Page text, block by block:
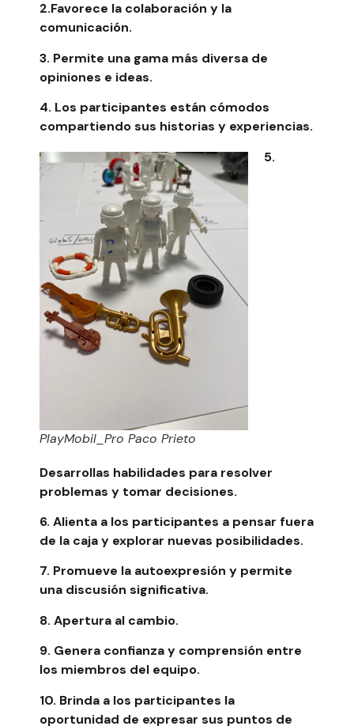
2.Favorece la colaboración y la
comunicación.
3. Permite una gama más diversa de
opiniones e ideas.
4. Los participantes están cómodos
compartiendo sus historias y experiencias.
PlayMobil_Pro Paco Prieto
5.
Desarrollas habilidades para resolver
problemas y tomar decisiones.
6. Alienta a los participantes a pensar fuera
de la caja y explorar nuevas posibilidades.
7. Promueve la autoexpresión y permite
una discusión significativa.
8. Apertura al cambio.
9. Genera confianza y comprensión entre
los miembros del equipo.
10. Brinda a los participantes la
oportunidad de expresar sus puntos de